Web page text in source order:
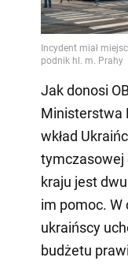
Jak donosi
Ministerstwa
wkład
tymczasowej
kraju jest
im pomoc. W
ukraińscy
budżetu